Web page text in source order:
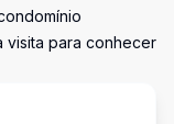
visita para conhecer